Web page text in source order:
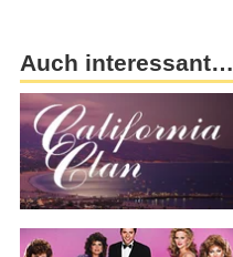
Auch interessant…